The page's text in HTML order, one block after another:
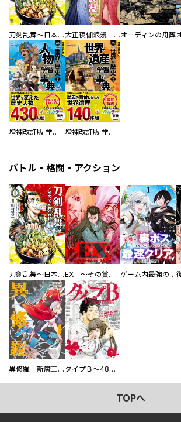
刀剣乱舞～日本号つれづれ酒～ 大正夜伽浪漫 －金曜日の花嫁—オーディンの舟葬
増補改訂版 学研まんが NEW世界の歴史 別巻 人物学習事典 増補改訂版 学研まんが NEW世界の歴史 別巻 世界遺産学習事典
バトル・格闘・アクション
刀剣乱舞～日本号つれづれ酒～ EX ～その賞金稼ぎは、世界の出口を探す～【単行本版】 ゲーム内最強の『裏ボス』に転生したので、主人公の代わりに最速クリアを目指します！【電子単行本版】
異修羅 新魔王戦争 タイプＢ～48時間後、致死率100％～【単話】
TOPへ